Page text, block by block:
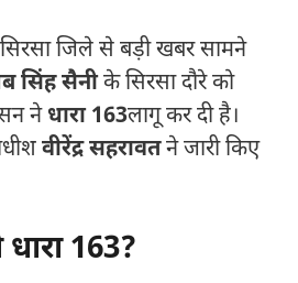
जिले से बड़ी खबर सामने
सिंह सैनीके सिरसा दौरे को
नेधारा 163लागू कर दी है।
वीरेंद्र सहरावतने जारी किए
163?